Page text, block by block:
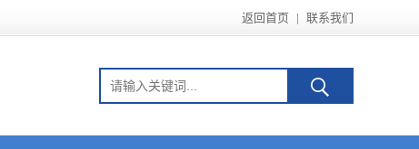
返回首页 | 联系我们